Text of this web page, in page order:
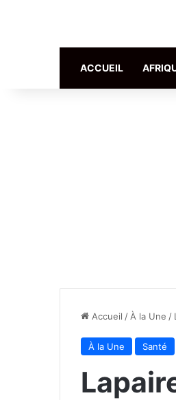
ACCUEIL
Accueil / À la Une /
À la Une Santé